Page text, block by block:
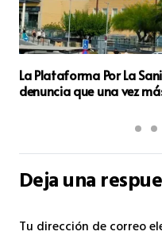
Aiscan de Biar Lidera los
Industria en la Provincia
Deja una
Tu dirección de correo